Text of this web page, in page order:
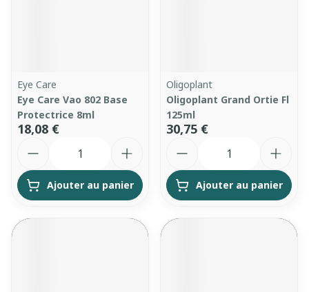
Eye Care
Eye Care Vao 802 Base
Protectrice 8ml
18,08 €
Ajouter au panier
Oligoplant
Oligoplant Grand Ortie Fl
125ml
30,75 €
Ajouter au panier